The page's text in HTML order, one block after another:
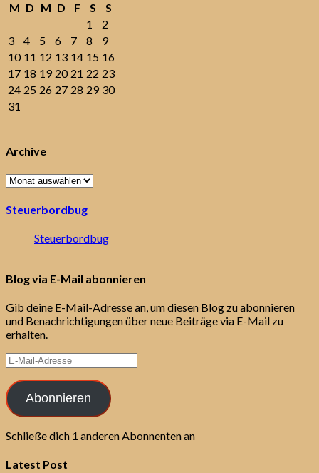
M D M D F S
S
1
2
3
4 5 6 7 8
9
10 11 12 13 14 15 16
17 18 19 20 21 22 23
24 25 26 27 28 29 30
31
Archive
Archive
Steuerbordbug
Steuerbordbug
Blog via E-Mail abonnieren
Gib deine E-Mail-Adresse an, um diesen Blog zu abonnieren
und Benachrichtigungen über neue Beiträge via E-Mail zu
erhalten.
E-
Mail-
Adresse
Abonnieren
Schließe dich 1 anderen Abonnenten an
Latest Post